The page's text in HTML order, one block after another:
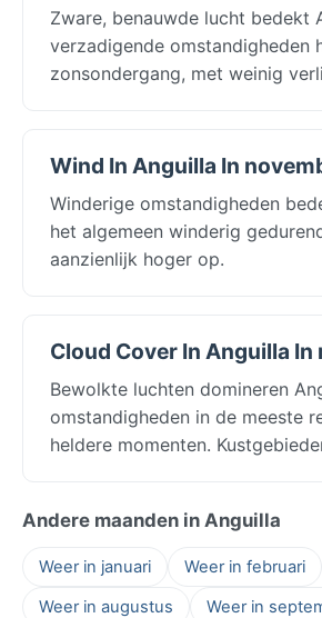
Zware, benauwde lucht bedekt
verzadigende omstandigheden
zonsondergang, met weinig
Wind In Anguilla In
Winderige omstandigheden
het algemeen winderig
aanzienlijk hoger op.
Cloud Cover In Anguilla
Bewolkte luchten domineren
omstandigheden in de meeste
heldere momenten.
Andere maanden in Anguilla
Weer in januari Weer in februari
Weer in augustus
Weer in